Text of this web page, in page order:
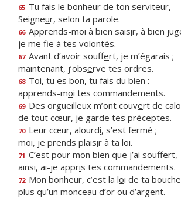
65 Tu fais le bonheur de ton serviteur,
Seigneur, selon ta parole.
66 Apprends-moi à bien saisir, à bien
je me fe à tes volontés.
67 Avant d’avoir souffert, je m’égarais ;
maintenant, j’observe tes ordres.
68 Toi, tu es bon, tu fais du bien :
apprends-moi tes commandements.
69 Des orgueilleux m’ont couvert de
de tout cœur, je garde tes préceptes.
70 Leur cœur, alourdi, s’est fermé ;
moi, je prends plaisir à ta loi.
71 C’est pour mon bien que j’ai souffert,
ainsi, ai-je appris tes commandements.
72 Mon bonheur, c’est la loi de ta
plus qu’un monceau d’or ou d’argent.